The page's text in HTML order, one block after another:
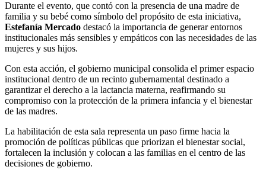
Durante el evento, que contó con la presencia de una madre de
familia y su bebé como símbolo del propósito de esta iniciativa,
Estefanía Mercado destacó la importancia de generar entornos
institucionales más sensibles y empáticos con las necesidades de las
mujeres y sus hijos.
Con esta acción, el gobierno municipal consolida el primer espacio
institucional dentro de un recinto gubernamental destinado a
garantizar el derecho a la lactancia materna, reafirmando su
compromiso con la protección de la primera infancia y el bienestar
de las madres.
La habilitación de esta sala representa un paso firme hacia la
promoción de políticas públicas que priorizan el bienestar social,
fortalecen la inclusión y colocan a las familias en el centro de las
decisiones de gobierno.